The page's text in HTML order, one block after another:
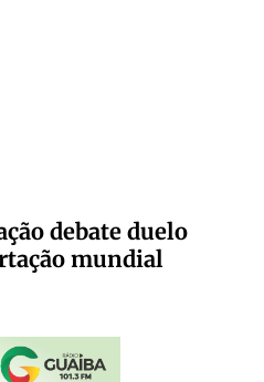
debate duelo
mundial